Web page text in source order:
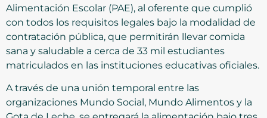
Alimentación Escolar (PAE), al oferente que cumplió
con todos los requisitos legales bajo la modalidad de
contratación pública, que permitirán llevar comida
sana y saludable a cerca de 33 mil estudiantes
matriculados en las instituciones educativas oficiales.
A través de una unión temporal entre las
organizaciones Mundo Social, Mundo Alimentos y la